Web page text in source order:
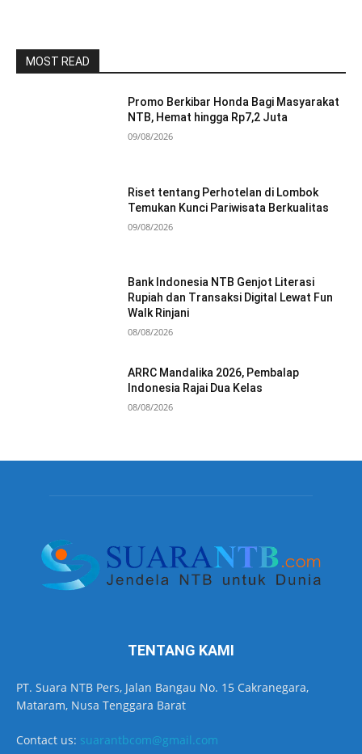
MOST READ
Promo Berkibar Honda Bagi Masyarakat
NTB, Hemat hingga Rp7,2 Juta
09/08/2026
Riset tentang Perhotelan di Lombok
Temukan Kunci Pariwisata Berkualitas
09/08/2026
Bank Indonesia NTB Genjot Literasi
Rupiah dan Transaksi Digital Lewat Fun
Walk Rinjani
08/08/2026
ARRC Mandalika 2026, Pembalap
Indonesia Rajai Dua Kelas
08/08/2026
TENTANG KAMI
PT. Suara NTB Pers, Jalan Bangau No. 15 Cakranegara,
Mataram, Nusa Tenggara Barat
Contact us: suarantbcom@gmail.com